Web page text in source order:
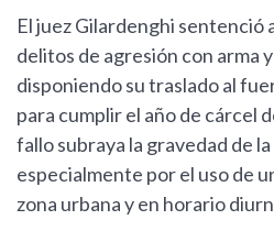
El juez Gilardenghi sentenció
delitos de agresión con arma
disponiendo su traslado al
para cumplir el año de cárcel
fallo subraya la gravedad de
especialmente por el uso de
zona urbana y en horario